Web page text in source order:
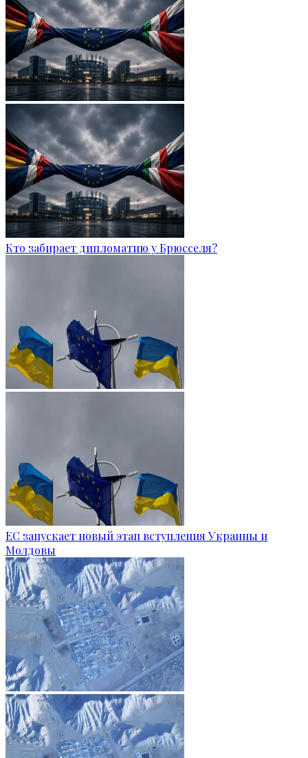
Кто забирает дипломатию у Брюсселя?
ЕС запускает новый этап вступления Украины и
Молдовы